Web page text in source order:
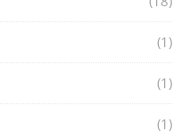
(1)
(1)
(1)